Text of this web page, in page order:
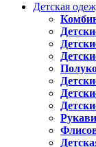
Детская